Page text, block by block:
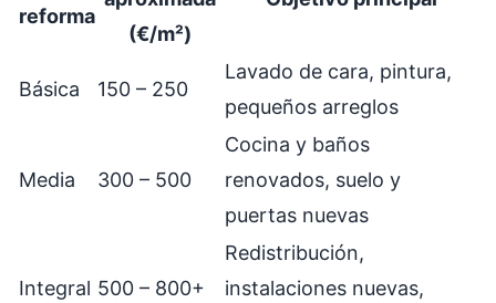
reforma
(€/m²)
Básica 150 – 250
Lavado de cara, pintura,
pequeños arreglos
Media 300 – 500
Cocina y baños
renovados, suelo y
puertas nuevas
Integral 500 – 800+
Redistribución,
instalaciones nuevas,